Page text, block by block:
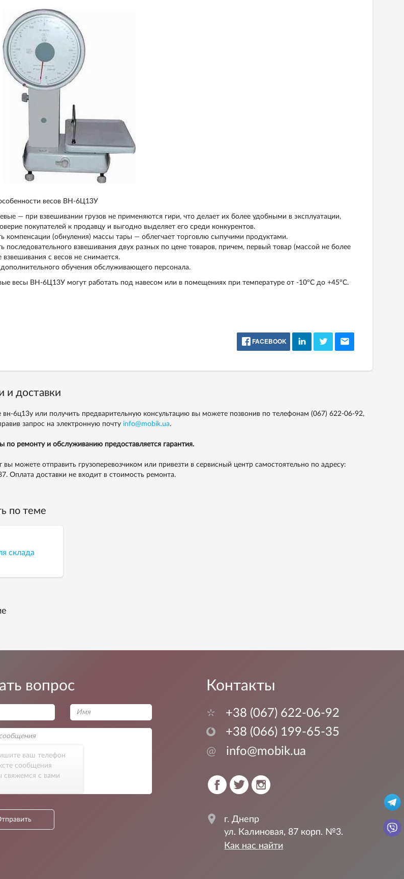
весов ВН-6Ц13У
— при взвешивании грузов не применяются гири, что делает их более удобными в эксплуатации,
покупателей к продавцу и выгодно выделяет его среди конкурентов.
компенсации (обнуления) массы тары — облегчает торговлю сыпучими продуктами.
последовательного взвешивания двух разных по цене товаров, причем, первый товар (массой не более
взвешивания с весов не снимается.
обучения обслуживающего персонала.
весы ВН-6Ц13У могут работать под навесом или в помещениях при температуре от -10°С до +45°С.
FACEBOOK
и доставки
вн-6ц13у или получить предварительную консультацию вы можете позвонив по телефонам (067) 622-06-92,
запрос на электронную почту info@mobik.ua.
по ремонту и обслуживанию предоставляется гарантия.
можете отправить грузоперевозчиком или привезти в сервисный центр самостоятельно по адресу:
Оплата доставки не входит в стоимость ремонта.
по теме
склада
вопрос
ваш телефон
сообщения
свяжемся с вами
Контакты
+38 (067) 622-06-92
+38 (066) 199-65-35
@ info@mobik.ua
г. Днепр
ул. Калиновая, 87 корп. №3.
Как нас найти